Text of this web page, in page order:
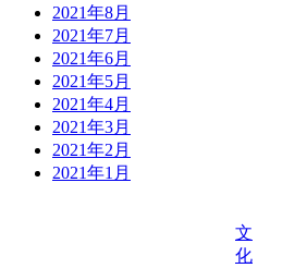
2021年8月
2021年7月
2021年6月
2021年5月
2021年4月
2021年3月
2021年2月
2021年1月
文
化